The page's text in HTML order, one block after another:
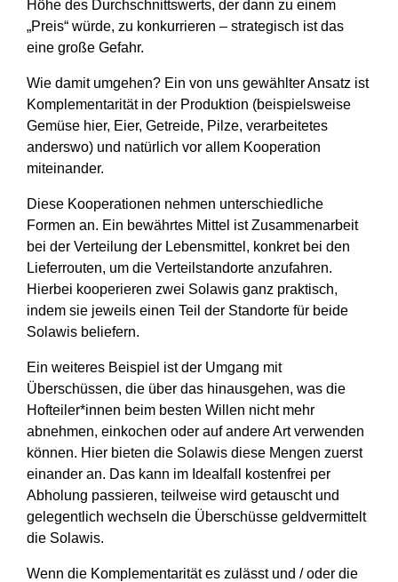
Höhe des Durchschnittswerts, der dann zu einem
„Preis“ würde, zu konkurrieren – strategisch ist das
eine große Gefahr.
Wie damit umgehen? Ein von uns gewählter Ansatz ist
Komplementarität in der Produktion (beispielsweise
Gemüse hier, Eier, Getreide, Pilze, verarbeitetes
anderswo) und natürlich vor allem Kooperation
miteinander.
Diese Kooperationen nehmen unterschiedliche
Formen an. Ein bewährtes Mittel ist Zusammenarbeit
bei der Verteilung der Lebensmittel, konkret bei den
Lieferrouten, um die Verteilstandorte anzufahren.
Hierbei kooperieren zwei Solawis ganz praktisch,
indem sie jeweils einen Teil der Standorte für beide
Solawis beliefern.
Ein weiteres Beispiel ist der Umgang mit
Überschüssen, die über das hinausgehen, was die
Hofteiler*innen beim besten Willen nicht mehr
abnehmen, einkochen oder auf andere Art verwenden
können. Hier bieten die Solawis diese Mengen zuerst
einander an. Das kann im Idealfall kostenfrei per
Abholung passieren, teilweise wird getauscht und
gelegentlich wechseln die Überschüsse geldvermittelt
die Solawis.
Wenn die Komplementarität es zulässt und / oder die